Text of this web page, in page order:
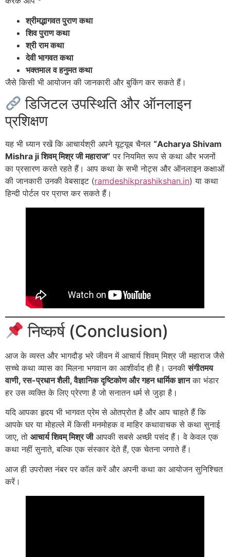
श्रीमद्भागवत पुराण कथा
शिव पुराण कथा
श्री राम कथा
देवी भागवत कथा
भक्तमाल व हनुमत कथा
जैसे किसी भी आयोजन की जानकारी और बुकिंग कर सकते हैं।
डिजिटल उपस्थिति और ऑनलाइन
प्रशिक्षण
यह भी ध्यान रखें कि आचार्यश्री अपने यूट्यूब चैनल “Acharya Shivam
Mishra ji शिवम् मिश्र जी महाराज” पर नियमित रूप से कथा और भजनों
का प्रसारण करते रहते हैं। आप कथा के सभी नोट्स और ऑनलाइन कक्षाओं
की जानकारी उनकी वेबसाइट (ramdeshikprashikshan.in) या कथा
हिन्दी पोर्टल पर प्राप्त कर सकते हैं।
निष्कर्ष (Conclusion)
आज के व्यस्त और भागदौड़ भरे जीवन में आचार्य शिवम् मिश्र जी महाराज जैसे
सच्चे कथा व्यास का मिलना भगवान का आशीर्वाद ही है। उनकीसंगीतमय
वाणी, रस-प्रधान शैली, वैज्ञानिक दृष्टिकोण और गहन धार्मिक ज्ञानका भंडार
हर उस व्यक्ति के लिए प्रेरणा है जो सनातन धर्म से जुड़ा है।
यदि आपका हृदय भी भागवत प्रेम से ओतप्रोत है और आप चाहते हैं कि
आपके घर या मोहल्ले में किसी मनमोहक व माहिर कथावाचक से कथा सुनाई
जाए, तो आचार्य शिवम् मिश्र जीआपकी सबसे अच्छी पसंद हैं। वे केवल एक
कथा नहीं सुनाते, बल्कि एक संस्कार देते हैं, एक चेतना जगाते हैं।
आज ही उपरोक्त नंबर पर कॉल करें और अपनी कथा का आयोजन सुनिश्चित
करें।